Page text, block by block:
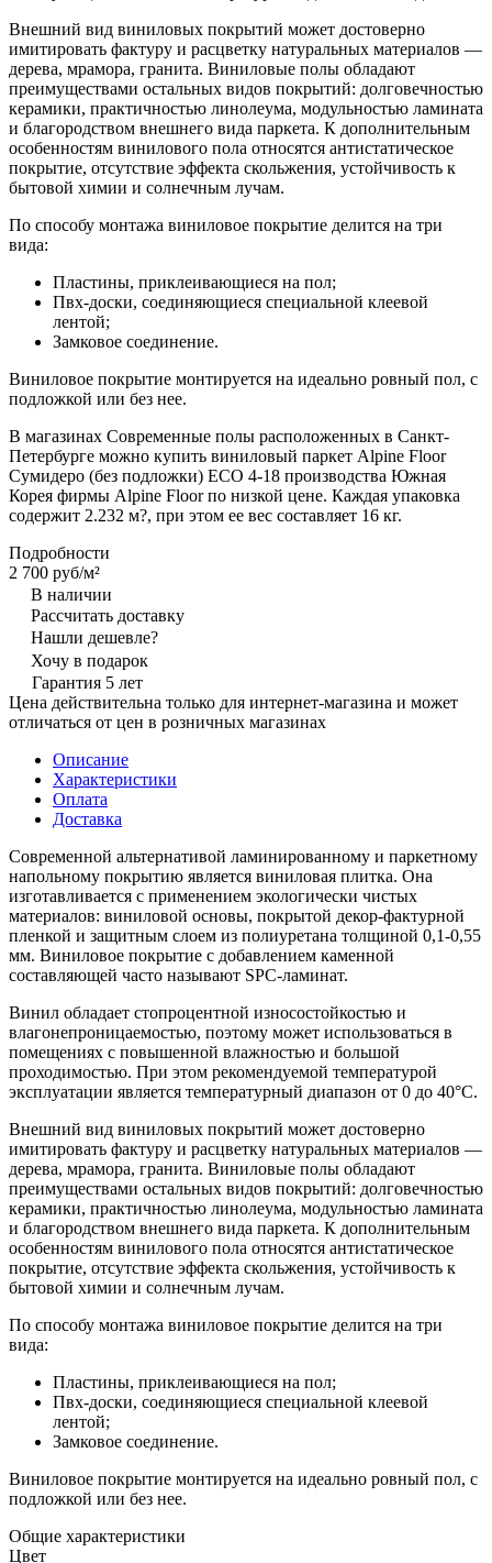
Внешний вид виниловых покрытий может достоверно
имитировать фактуру и расцветку натуральных материалов —
дерева, мрамора, гранита. Виниловые полы обладают
преимуществами остальных видов покрытий: долговечностью
керамики, практичностью линолеума, модульностью ламината
и благородством внешнего вида паркета. К дополнительным
особенностям винилового пола относятся антистатическое
покрытие, отсутствие эффекта скольжения, устойчивость к
бытовой химии и солнечным лучам.
По способу монтажа виниловое покрытие делится на три
вида:
Пластины, приклеивающиеся на пол;
Пвх-доски, соединяющиеся специальной клеевой
лентой;
Замковое соединение.
Виниловое покрытие монтируется на идеально ровный пол, с
подложкой или без нее.
В магазинах Современные полы расположенных в Санкт-
Петербурге можно купить виниловый паркет Alpine Floor
Сумидеро (без подложки) ЕСО 4-18 производства Южная
Корея фирмы Alpine Floor по низкой цене. Каждая упаковка
содержит 2.232 м?, при этом ее вес составляет 16 кг.
Подробности
2 700 руб/м²
В наличии
Рассчитать доставку
Нашли дешевле?
Хочу в подарок
Гарантия 5 лет
Цена действительна только для интернет-магазина и может
отличаться от цен в розничных магазинах
Описание
Характеристики
Оплата
Доставка
Современной альтернативой ламинированному и паркетному
напольному покрытию является виниловая плитка. Она
изготавливается с применением экологически чистых
материалов: виниловой основы, покрытой декор-фактурной
пленкой и защитным слоем из полиуретана толщиной 0,1-0,55
мм. Виниловое покрытие с добавлением каменной
составляющей часто называют SPC-ламинат.
Винил обладает стопроцентной износостойкостью и
влагонепроницаемостью, поэтому может использоваться в
помещениях с повышенной влажностью и большой
проходимостью. При этом рекомендуемой температурой
эксплуатации является температурный диапазон от 0 до 40°С.
Внешний вид виниловых покрытий может достоверно
имитировать фактуру и расцветку натуральных материалов —
дерева, мрамора, гранита. Виниловые полы обладают
преимуществами остальных видов покрытий: долговечностью
керамики, практичностью линолеума, модульностью ламината
и благородством внешнего вида паркета. К дополнительным
особенностям винилового пола относятся антистатическое
покрытие, отсутствие эффекта скольжения, устойчивость к
бытовой химии и солнечным лучам.
По способу монтажа виниловое покрытие делится на три
вида:
Пластины, приклеивающиеся на пол;
Пвх-доски, соединяющиеся специальной клеевой
лентой;
Замковое соединение.
Виниловое покрытие монтируется на идеально ровный пол, с
подложкой или без нее.
Общие характеристики
Цвет